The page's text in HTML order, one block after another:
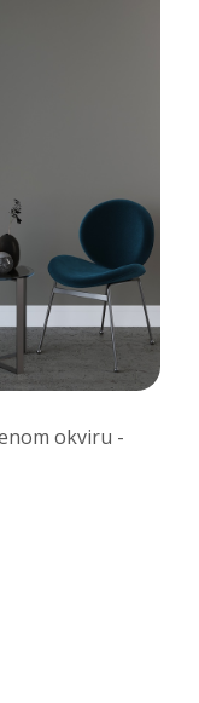
okviru -